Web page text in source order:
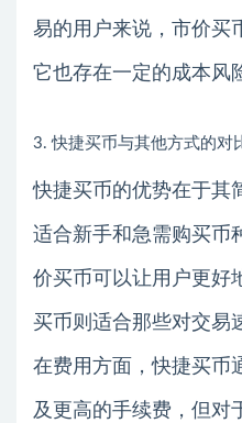
易的用户来说，市价买
它也存在一定的成本风
3. 快捷买币与其他方式的对
快捷买币的优势在于其
适合新手和急需购买币
价买币可以让用户更好
买币则适合那些对交易
在费用方面，快捷买币
及更高的手续费，但对